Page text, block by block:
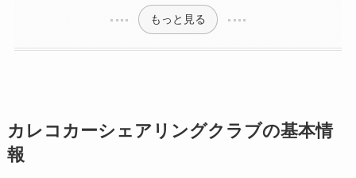
もっと見る
カレコカーシェアリングクラブの基本情
報